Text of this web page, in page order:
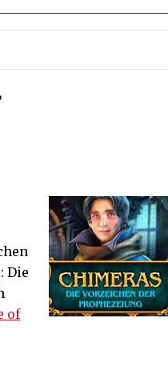
Die
of